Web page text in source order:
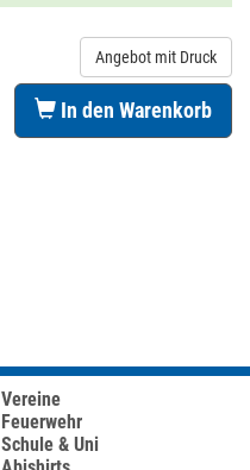
Angebot mit Druck
In den Warenkorb
Vereine
Feuerwehr
Schule & Uni